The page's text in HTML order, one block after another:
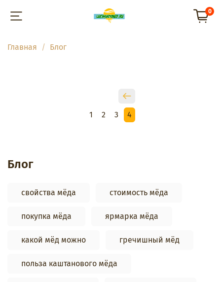
0
Главная Блог
1 2 3 4
Блог
свойства мёда стоимость мёда
покупка мёда ярмарка мёда
какой мёд можно гречишный мёд
польза каштанового мёда